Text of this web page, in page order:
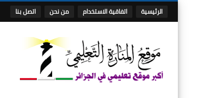
الرئيسية اتفاقية الاستخدام من نحن اتصل بنا